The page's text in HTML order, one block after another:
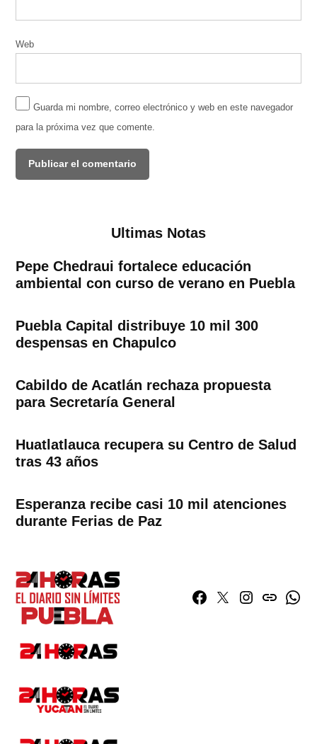
Web
Guarda mi nombre, correo electrónico y web en este navegador
para la próxima vez que comente.
Ultimas Notas
Pepe Chedraui fortalece educación
ambiental con curso de verano en Puebla
Puebla Capital distribuye 10 mil 300
despensas en Chapulco
Cabildo de Acatlán rechaza propuesta
para Secretaría General
Huatlatlauca recupera su Centro de Salud
tras 43 años
Esperanza recibe casi 10 mil atenciones
durante Ferias de Paz
Facebook
TwitterInstagram
issuu